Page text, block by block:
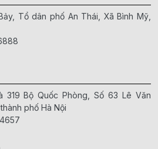
Tổ dân phố An Thái, Xã Bình Mỹ,
319 Bộ Quốc Phòng, Số 63 Lê Văn
phố Hà Nội